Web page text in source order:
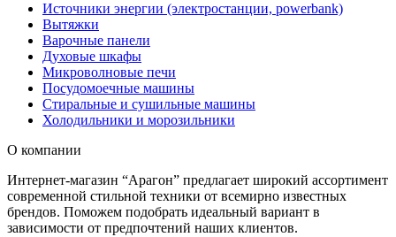
Источники энергии (электростанции, powerbank)
Вытяжки
Варочные панели
Духовые шкафы
Микроволновые печи
Посудомоечные машины
Стиральные и сушильные машины
Холодильники и морозильники
О компании
Интернет-магазин “Арагон” предлагает широкий ассортимент
современной стильной техники от всемирно известных
брендов. Поможем подобрать идеальный вариант в
зависимости от предпочтений наших клиентов.